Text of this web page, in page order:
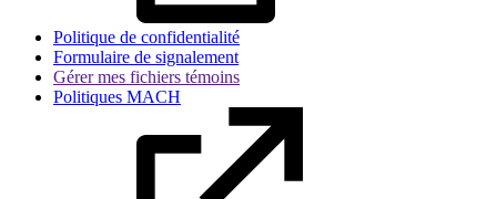
Politique de confidentialité
Formulaire de signalement
Gérer mes fichiers témoins
Politiques MACH